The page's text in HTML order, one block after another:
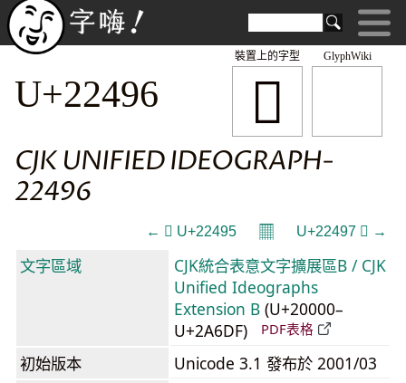
GlyphWiki
𢒖
裝置上的字型
U+22496
CJK UNIFIED IDEOGRAPH-
22496
← 𢒕 U+22495 𝄜 U+22497 𢒗 →
文字區域
CJK統合表意文字擴展區B / CJK
Unified Ideographs
Extension B (U+20000–
U+2A6DF)
PDF表格
初始版本
Unicode 3.1 發布於 2001/03